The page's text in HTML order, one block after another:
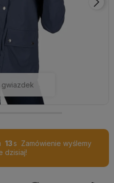
12
Zamówienie wyślemy
dzisiaj!